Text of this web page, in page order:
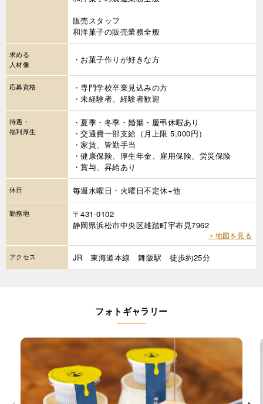
販売スタッフ
和洋菓子の販売業務全般
求める
人材像
・お菓子作りが好きな方
応募資格
・専門学校卒業見込みの方
・未経験者、経験者歓迎
待遇・
福利厚生
・夏季・冬季・婚姻・慶弔休暇あり
・交通費一部支給（月上限 5,000円）
・家賃、皆勤手当
・健康保険、厚生年金、雇用保険、労災保険
・賞与、昇給あり
休日 毎週水曜日・火曜日不定休+他
勤務地
〒431-0102
静岡県浜松市中央区雄踏町宇布見7962
＞地図を見る
アクセス JR 東海道本線 舞阪駅 徒歩約25分
フォトギャラリー